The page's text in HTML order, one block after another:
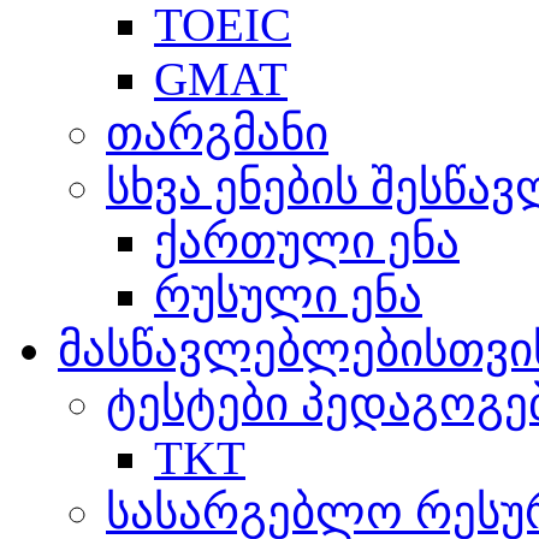
TOEIC
GMAT
თარგმანი
სხვა ენების
ქართული ენა
რუსული ენა
ტესტები
TKT
სასარგებლო